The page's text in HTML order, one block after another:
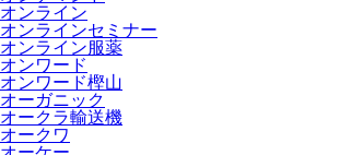
オンライン
オンラインセミナー
オンライン服薬
オンワード
オンワード樫山
オーガニック
オークラ輸送機
オークワ